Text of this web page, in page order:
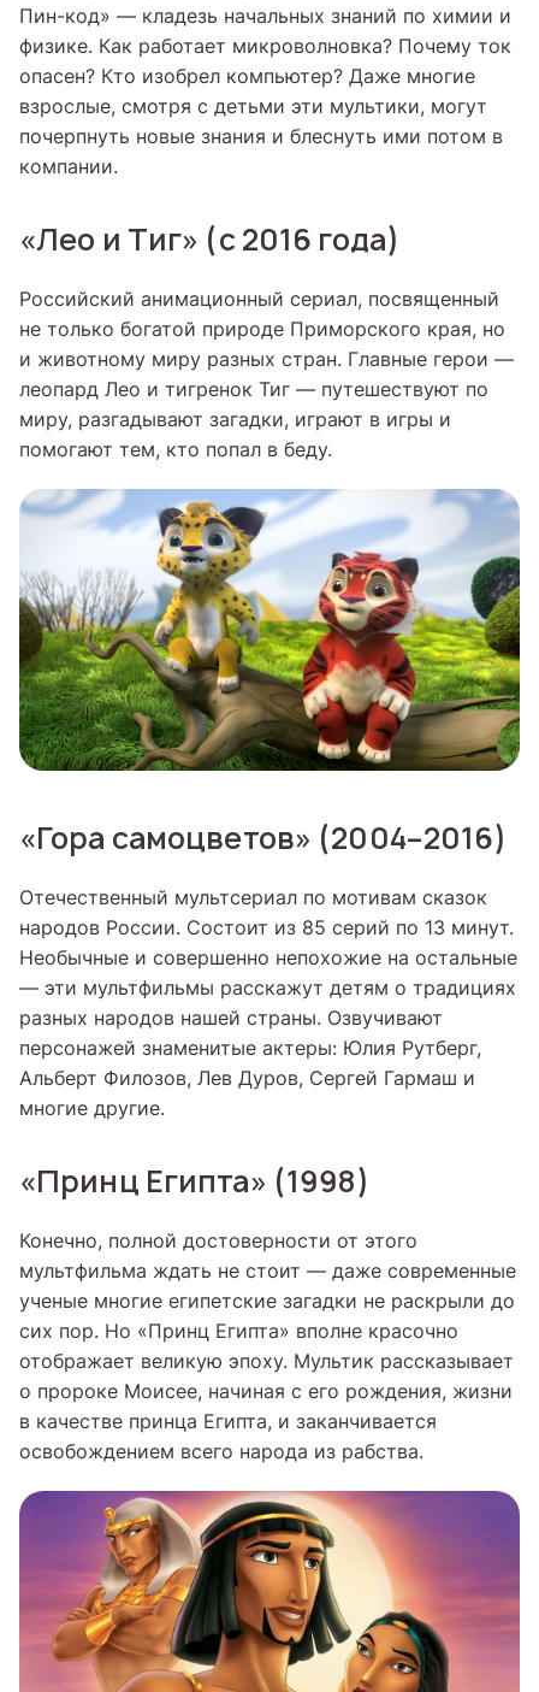
Пин-код» — кладезь начальных знаний по химии и
физике. Как работает микроволновка? Почему ток
опасен? Кто изобрел компьютер? Даже многие
взрослые, смотря с детьми эти мультики, могут
почерпнуть новые знания и блеснуть ими потом в
компании.
«Лео и Тиг» (с 2016 года)
Российский анимационный сериал, посвященный
не только богатой природе Приморского края, но
и животному миру разных стран. Главные герои —
леопард Лео и тигренок Тиг — путешествуют по
миру, разгадывают загадки, играют в игры и
помогают тем, кто попал в беду.
«Гора самоцветов» (2004–2016)
Отечественный мультсериал по мотивам сказок
народов России. Состоит из 85 серий по 13 минут.
Необычные и совершенно непохожие на остальные
— эти мультфильмы расскажут детям о традициях
разных народов нашей страны. Озвучивают
персонажей знаменитые актеры: Юлия Рутберг,
Альберт Филозов, Лев Дуров, Сергей Гармаш и
многие другие.
«Принц Египта» (1998)
Конечно, полной достоверности от этого
мультфильма ждать не стоит — даже современные
ученые многие египетские загадки не раскрыли до
сих пор. Но «Принц Египта» вполне красочно
отображает великую эпоху. Мультик рассказывает
о пророке Моисее, начиная с его рождения, жизни
в качестве принца Египта, и заканчивается
освобождением всего народа из рабства.